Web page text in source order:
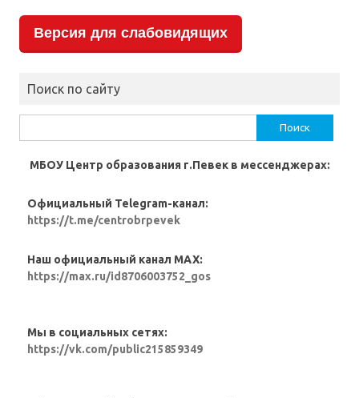
Версия для слабовидящих
Поиск по сайту
МБОУ Центр образования г.Певек в мессенджерах:
Официальный Telegram-канал:
https://t.me/centrobrpevek
Наш официальный канал MAX:
https://max.ru/id8706003752_gos
Мы в социальных сетях:
https://vk.com/public215859349